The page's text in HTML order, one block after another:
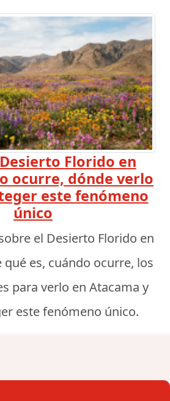
Florido en
ocurre, dónde verlo
este fenómeno
único
el Desierto Florido en
qué es, cuándo ocurre, los
para verlo en Atacama y
este fenómeno único.